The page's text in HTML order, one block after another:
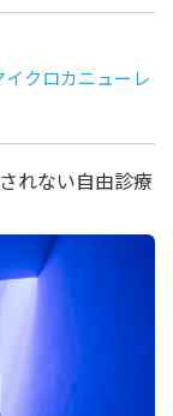
イクロカニューレ
れない自由診療